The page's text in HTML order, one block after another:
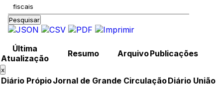
Pesquisar
Última
Atualização
Resumo ArquivoPublicações
x
Diário PrópioJornal de Grande CirculaçãoDiário União